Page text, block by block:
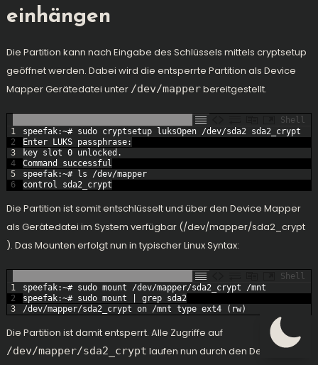
einhängen
Die Partition kann nach Eingabe des Schlüssels mittels cryptsetup
geöffnet werden. Dabei wird die entsperrte Partition als Device
Mapper Gerätedatei unter /dev/mapperbereitgestellt.
Shell
1
2
3
4
5
6
speefak:~# sudo cryptsetup luksOpen /dev/sda2 sda2_crypt
Enter
LUKS passphrase:
key slot 0 unlocked .
Command
successful
speefak:~# ls /dev/mapper
control sda2_crypt
Die Partition ist somit entschlüsselt und über den Device Mapper
als Gerätedatei im System verfügbar (/dev/mapper/sda2_crypt
). Das Mounten erfolgt nun in typischer Linux Syntax:
Shell
1
2
3
speefak:~# sudo mount /dev/mapper/sda2_crypt /mnt
speefak:~# sudo mount | grep sda2
/dev/mapper/sda2_crypt on /mnt type ext4 ( rw)
Die Partition ist damit entsperrt. Alle Zugriffe auf
/dev/mapper/sda2_crypt laufen nun durch den Device